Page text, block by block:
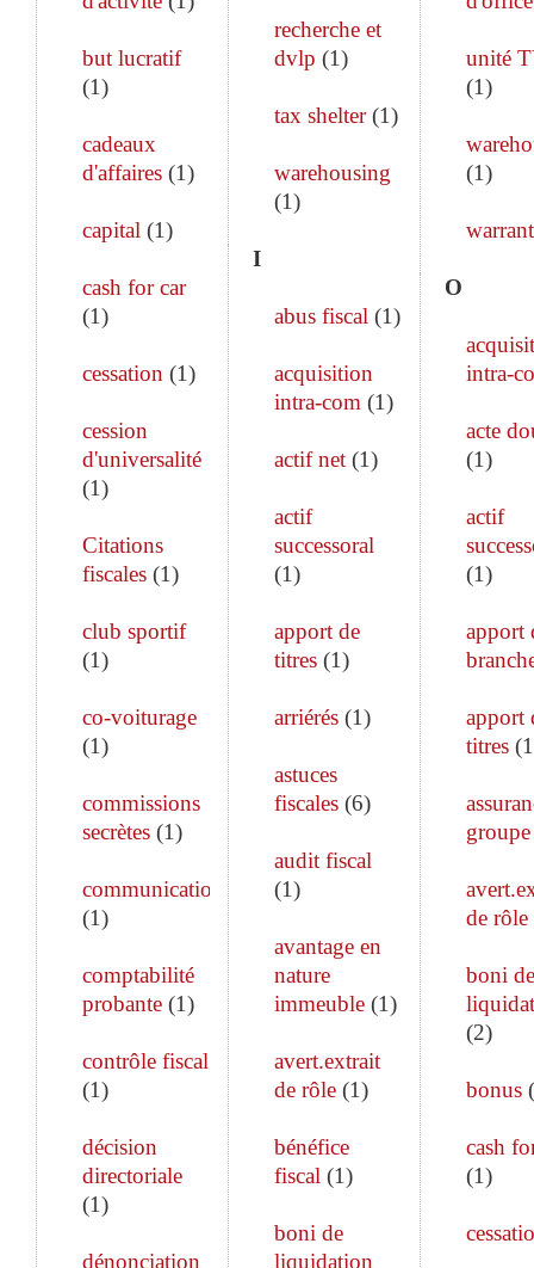
but lucratif
(1)
cadeaux
d'affaires (1)
capital (1)
cash for car
(1)
cessation (1)
cession
d'universalité
(1)
Citations
fiscales (1)
club sportif
(1)
co-voiturage
(1)
commissions
secrètes (1)
communication
(1)
comptabilité
probante (1)
contrôle fiscal
(1)
décision
directoriale
(1)
dénonciation
recherche et
dvlp (1)
tax shelter(1)
warehousing
(1)
I
abus fiscal (1)
acquisition
intra-com (1)
actif net(1)
actif
successoral
(1)
apport de
titres(1)
arriérés(1)
astuces
fiscales(6)
audit fiscal
(1)
avantage en
nature
immeuble(1)
avert.extrait
de rôle(1)
bénéfice
fiscal (1)
boni de
liquidation
unité
(1)
(1)
warrant
O
intra-
acte
(1)
actif
(1)
apport
apport
titres(1
groupe
de rôle
boni de
(2)
bonus(
cash
(1)